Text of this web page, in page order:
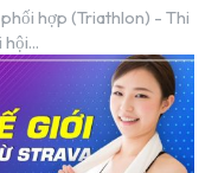
hợp (Triathlon) - Thi